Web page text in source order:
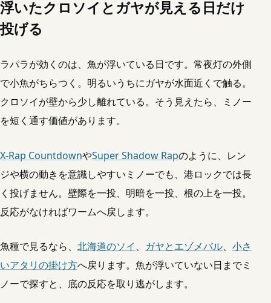
浮いたクロソイとガヤが見える日だけ
投げる
ラパラが効くのは、魚が浮いている日です。常夜灯の外側
で小魚がちらつく。明るいうちにガヤが水面近くで触る。
クロソイが壁から少し離れている。そう見えたら、ミノー
を短く通す価値があります。
X-Rap CountdownやSuper Shadow Rapのように、レン
ジや横の動きを意識しやすいミノーでも、港ロックでは長
く投げません。壁際を一投、明暗を一投、根の上を一投。
反応がなければワームへ戻します。
魚種で見るなら、 北海道のソイ 、 ガヤとエゾメバル、 小さ
いアタリの掛け方へ戻ります。魚が浮いていない日までミ
ノーで探すと、底の反応を取り逃がします。